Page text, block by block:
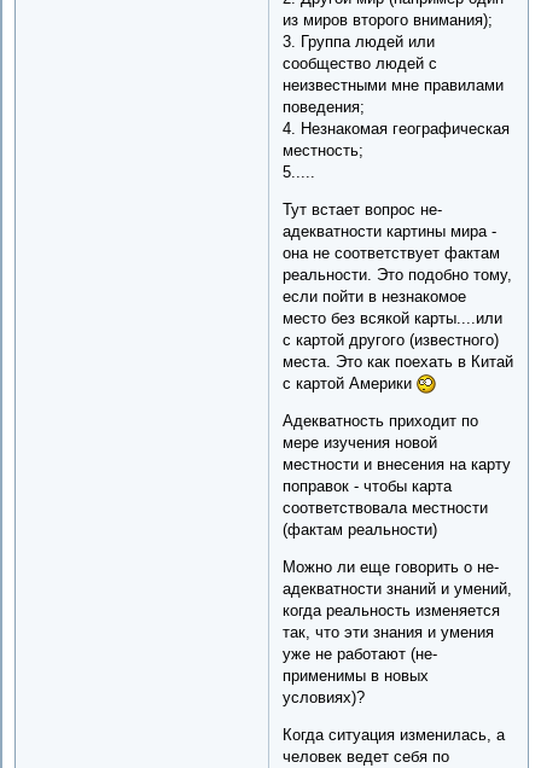
из миров второго внимания);
3. Группа людей или
сообщество людей с
неизвестными мне правилами
поведения;
4. Незнакомая географическая
местность;
5.....
Тут встает вопрос не-
адекватности картины мира -
она не соответствует фактам
реальности. Это подобно тому,
если пойти в незнакомое
место без всякой карты....или
с картой другого (известного)
места. Это как поехать в Китай
с картой Америки
Адекватность приходит по
мере изучения новой
местности и внесения на карту
поправок - чтобы карта
соответствовала местности
(фактам реальности)
Можно ли еще говорить о не-
адекватности знаний и умений,
когда реальность изменяется
так, что эти знания и умения
уже не работают (не-
применимы в новых
условиях)?
Когда ситуация изменилась, а
человек ведет себя по